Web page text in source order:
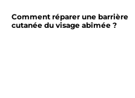
Comment réparer une barrière
cutanée du visage abîmée ?